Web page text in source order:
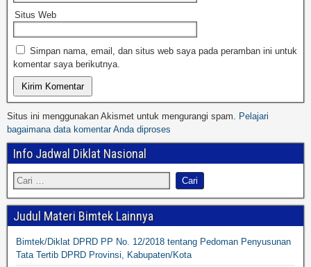
Situs Web
Simpan nama, email, dan situs web saya pada peramban ini untuk
komentar saya berikutnya.
Situs ini menggunakan Akismet untuk mengurangi spam.
Pelajari
bagaimana data komentar Anda diproses
Info Jadwal Diklat Nasional
Judul Materi Bimtek Lainnya
Bimtek/Diklat DPRD PP No. 12/2018 tentang Pedoman Penyusunan
Tata Tertib DPRD Provinsi, Kabupaten/Kota